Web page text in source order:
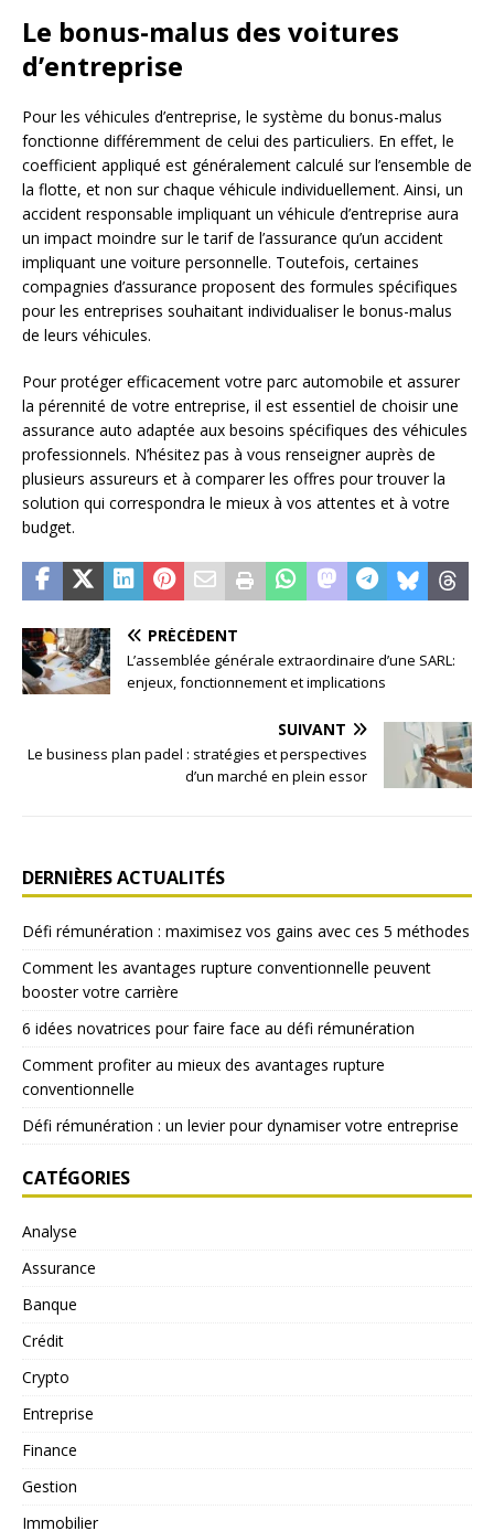
Le bonus-malus des voitures
d’entreprise
Pour les véhicules d’entreprise, le système du bonus-malus
fonctionne différemment de celui des particuliers. En effet, le
coefficient appliqué est généralement calculé sur l’ensemble de
la flotte, et non sur chaque véhicule individuellement. Ainsi, un
accident responsable impliquant un véhicule d’entreprise aura
un impact moindre sur le tarif de l’assurance qu’un accident
impliquant une voiture personnelle. Toutefois, certaines
compagnies d’assurance proposent des formules spécifiques
pour les entreprises souhaitant individualiser le bonus-malus
de leurs véhicules.
Pour protéger efficacement votre parc automobile et assurer
la pérennité de votre entreprise, il est essentiel de choisir une
assurance auto adaptée aux besoins spécifiques des véhicules
professionnels. N’hésitez pas à vous renseigner auprès de
plusieurs assureurs et à comparer les offres pour trouver la
solution qui correspondra le mieux à vos attentes et à votre
budget.
PRÉCÉDENT
L’assemblée générale extraordinaire d’une SARL:
enjeux, fonctionnement et implications
SUIVANT
Le business plan padel : stratégies et perspectives
d’un marché en plein essor
DERNIÈRES ACTUALITÉS
Défi rémunération : maximisez vos gains avec ces 5 méthodes
Comment les avantages rupture conventionnelle peuvent
booster votre carrière
6 idées novatrices pour faire face au défi rémunération
Comment profiter au mieux des avantages rupture
conventionnelle
Défi rémunération : un levier pour dynamiser votre entreprise
CATÉGORIES
Analyse
Assurance
Banque
Crédit
Crypto
Entreprise
Finance
Gestion
Immobilier